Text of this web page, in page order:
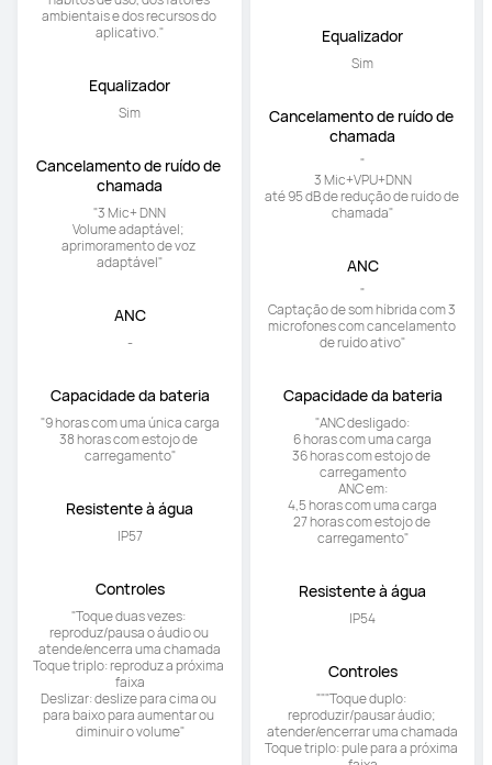
"Volume adaptativo multi-EQ+
O volume adaptativol está
Audio Connect. A experiência
real pode variar dependendo dos
hábitos de uso, dos fatores
Sim
Volume adaptável;
ANC
-
"9 horas com uma única carga
carregamento"
Equalizador
chamada
"
3 Mic+VPU+DNN
ANC
"
Captação de som híbrida com 3
microfones com cancelamento
de ruído ativo"
"ANC desligado:
6 horas com uma carga
36 horas com estojo de
4,5 horas com uma carga
carregamento"
Resistente à água